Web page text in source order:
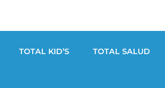
TOTAL KID’S TOTAL SALUD